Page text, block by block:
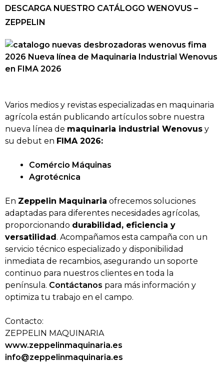
DESCARGA NUESTRO CATÁLOGO WENOVUS –
ZEPPELIN
Varios medios y revistas especializadas en maquinaria
agrícola están publicando artículos sobre nuestra
nueva línea de maquinaria industrial Wenovus y
su debut en FIMA 2026:
Comércio Máquinas
Agrotécnica
En Zeppelin Maquinaria ofrecemos soluciones
adaptadas para diferentes necesidades agrícolas,
proporcionando durabilidad, eficiencia y
versatilidad . Acompañamos esta campaña con un
servicio técnico especializado y disponibilidad
inmediata de recambios, asegurando un soporte
continuo para nuestros clientes en toda la
península. Contáctanos para más información y
optimiza tu trabajo en el campo.
Contacto:
ZEPPELIN MAQUINARIA
www.zeppelinmaquinaria.es
info@zeppelinmaquinaria.es